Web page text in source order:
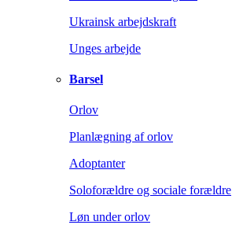
Ukrainsk arbejdskraft
Unges arbejde
Barsel
Orlov
Planlægning af orlov
Adoptanter
Soloforældre og sociale forældre
Løn under orlov